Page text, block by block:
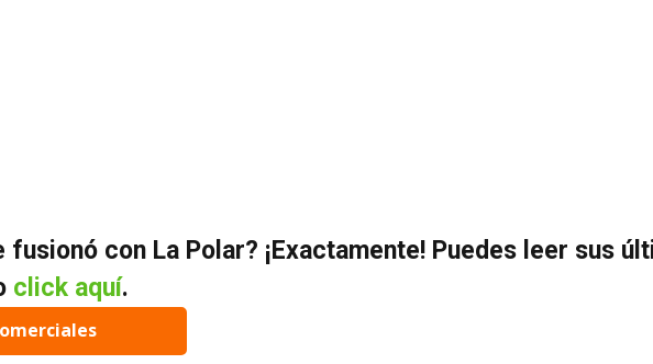
fusionó con La Polar? ¡Exactamente! Puedes leer sus
click aquí.